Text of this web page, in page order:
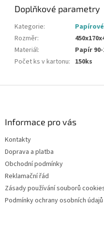
Doplňkové parametry
Kategorie:
Rozměr:
Materiál:
Papír
Počet ks v kartonu: 150ks
Informace pro vás
Kontakty
Doprava a platba
Obchodní podmínky
Reklamační řád
Zásady používání souborů
Podmínky ochrany osobních údajů